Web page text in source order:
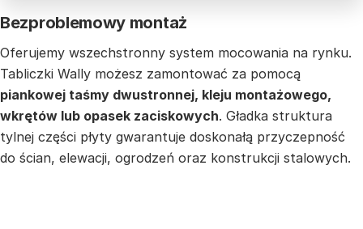
Bezproblemowy montaż
Oferujemy wszechstronny system mocowania na rynku.
Tabliczki Wally możesz zamontować za pomocą
piankowej taśmy dwustronnej, kleju montażowego,
wkrętów lub opasek zaciskowych. Gładka struktura
tylnej części płyty gwarantuje doskonałą przyczepność
do ścian, elewacji, ogrodzeń oraz konstrukcji stalowych.